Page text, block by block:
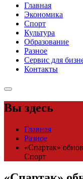
Главная
Экономика
Спорт
Культура
Образование
Разное
Сервис для
Контакты
Вы здесь
Главная
Разное
«Спартак»
Спорт